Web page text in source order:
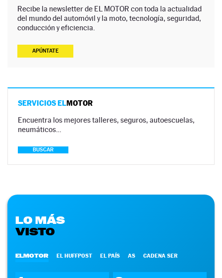
Recibe la newsletter de EL MOTOR con toda la actualidad
del mundo del automóvil y la moto, tecnología, seguridad,
conducción y eficiencia.
APÚNTATE
SERVICIOS ELMOTOR
Encuentra los mejores talleres, seguros, autoescuelas,
neumáticos…
BUSCAR
LO MÁS
VISTO
ELMOTOR EL HUFFPOST EL PAÍS AS CADENA SER